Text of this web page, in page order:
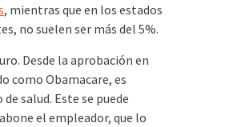
, mientras que en los estados
no suelen ser más del 5%.
Desde la aprobación en
como Obamacare, es
salud. Este se puede
el empleador, que lo